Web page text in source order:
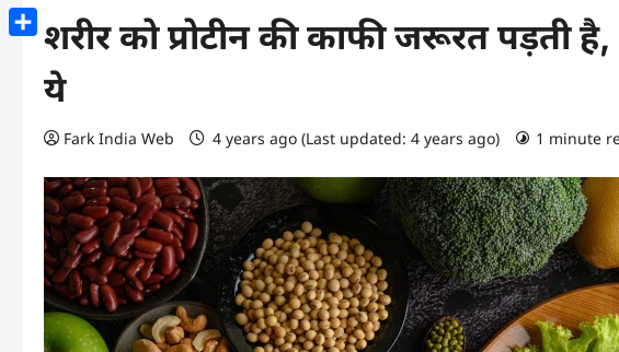
शरीर को प्रोटीन की काफी जरूरत पड़ती
ये
Fark India Web 4 years ago (Last updated: 4 years ago) 1 minute
Copy
Link
Share